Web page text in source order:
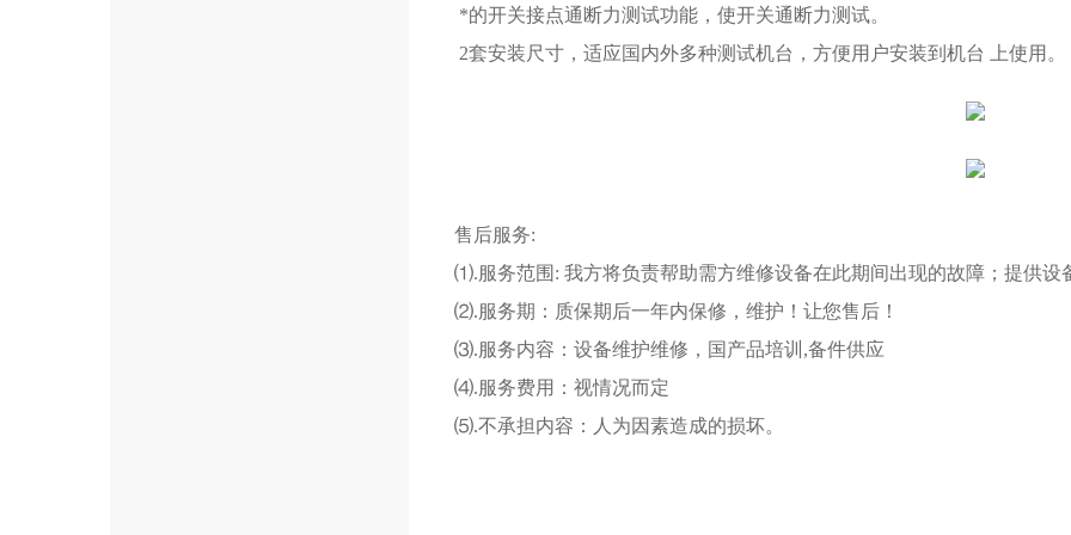
*的开关接点通断力测试功能，使开关通断力测试。
2套安装尺寸，适应国内外多种测试机台，方便用户安装到机台 上使用。
售后服务:
⑴.服务范围: 我方将负责帮助需方维修设备在此期间出现的故障；提供设
⑵.服务期：质保期后一年内保修，维护！让您售后！
⑶.服务内容：设备维护维修，国产品培训,备件供应
⑷.服务费用：视情况而定
⑸.不承担内容：人为因素造成的损坏。